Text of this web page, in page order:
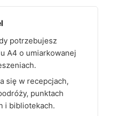
potrzebujesz
A4 o umiarkowanej
się w recepcjach,
punktach
i bibliotekach.